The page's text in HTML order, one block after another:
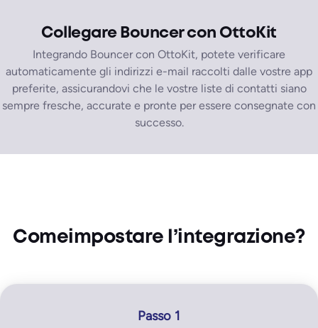
Collegare Bouncer con OttoKit
Integrando Bouncer con OttoKit, potete verificare
automaticamente gli indirizzi e-mail raccolti dalle vostre app
preferite, assicurandovi che le vostre liste di contatti siano
sempre fresche, accurate e pronte per essere consegnate con
successo.
Come impostare l’integrazione?
Passo 1